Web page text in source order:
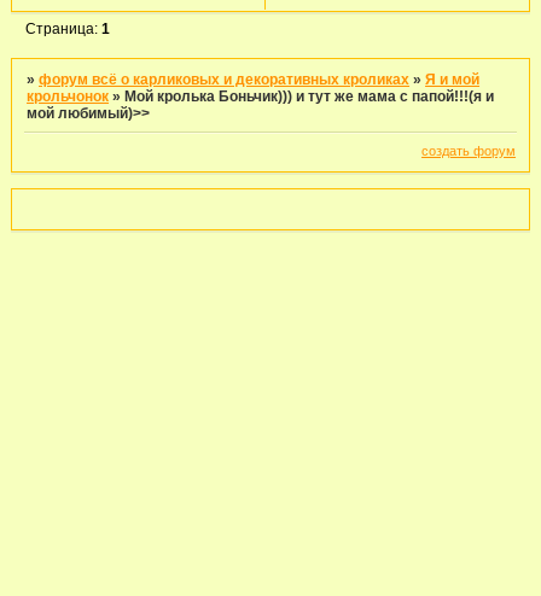
Страница:1
»форум всё о карликовых и декоративных кроликах »Я и мой
крольчонок »Мой кролька Боньчик))) и тут же мама с папой!!!(я и
мой любимый)>>
создать форум